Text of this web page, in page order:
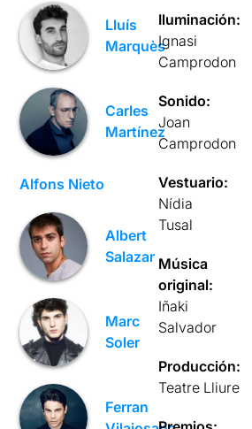
Lluís
Marquès
Carles
Martínez
Alfons Nieto
Albert
Salazar
Marc
Soler
Ferran
Iluminación:
Ignasi
Camprodon
Sonido:
Joan
Camprodon
Vestuario:
Nídia
Tusal
Música
original:
Iñaki
Salvador
Producción:
Teatre Lliure